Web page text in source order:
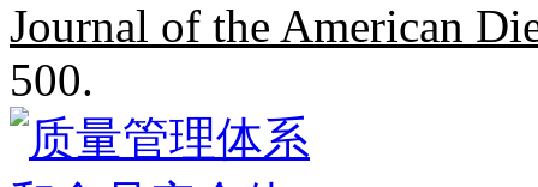
Journal of the American
500.